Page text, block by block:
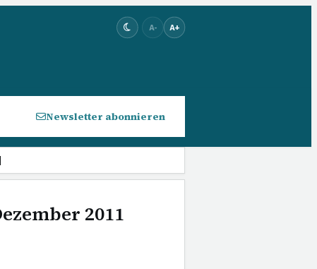
A- A+
Newsletter abonnieren
2011